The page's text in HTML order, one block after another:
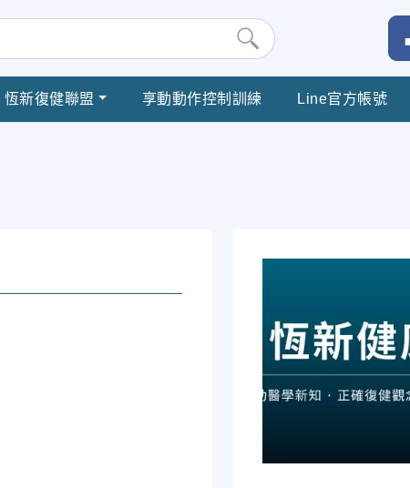
恆新復健聯盟 享動動作控制訓練 Line官方帳號